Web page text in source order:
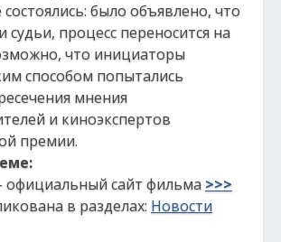
состоялись: было объявлено, что
судьи, процесс переносится на
что инициаторы
способом попытались
мнения
и киноэкспертов
премии.
официальный сайт фильма >>>
в разделах: Новости